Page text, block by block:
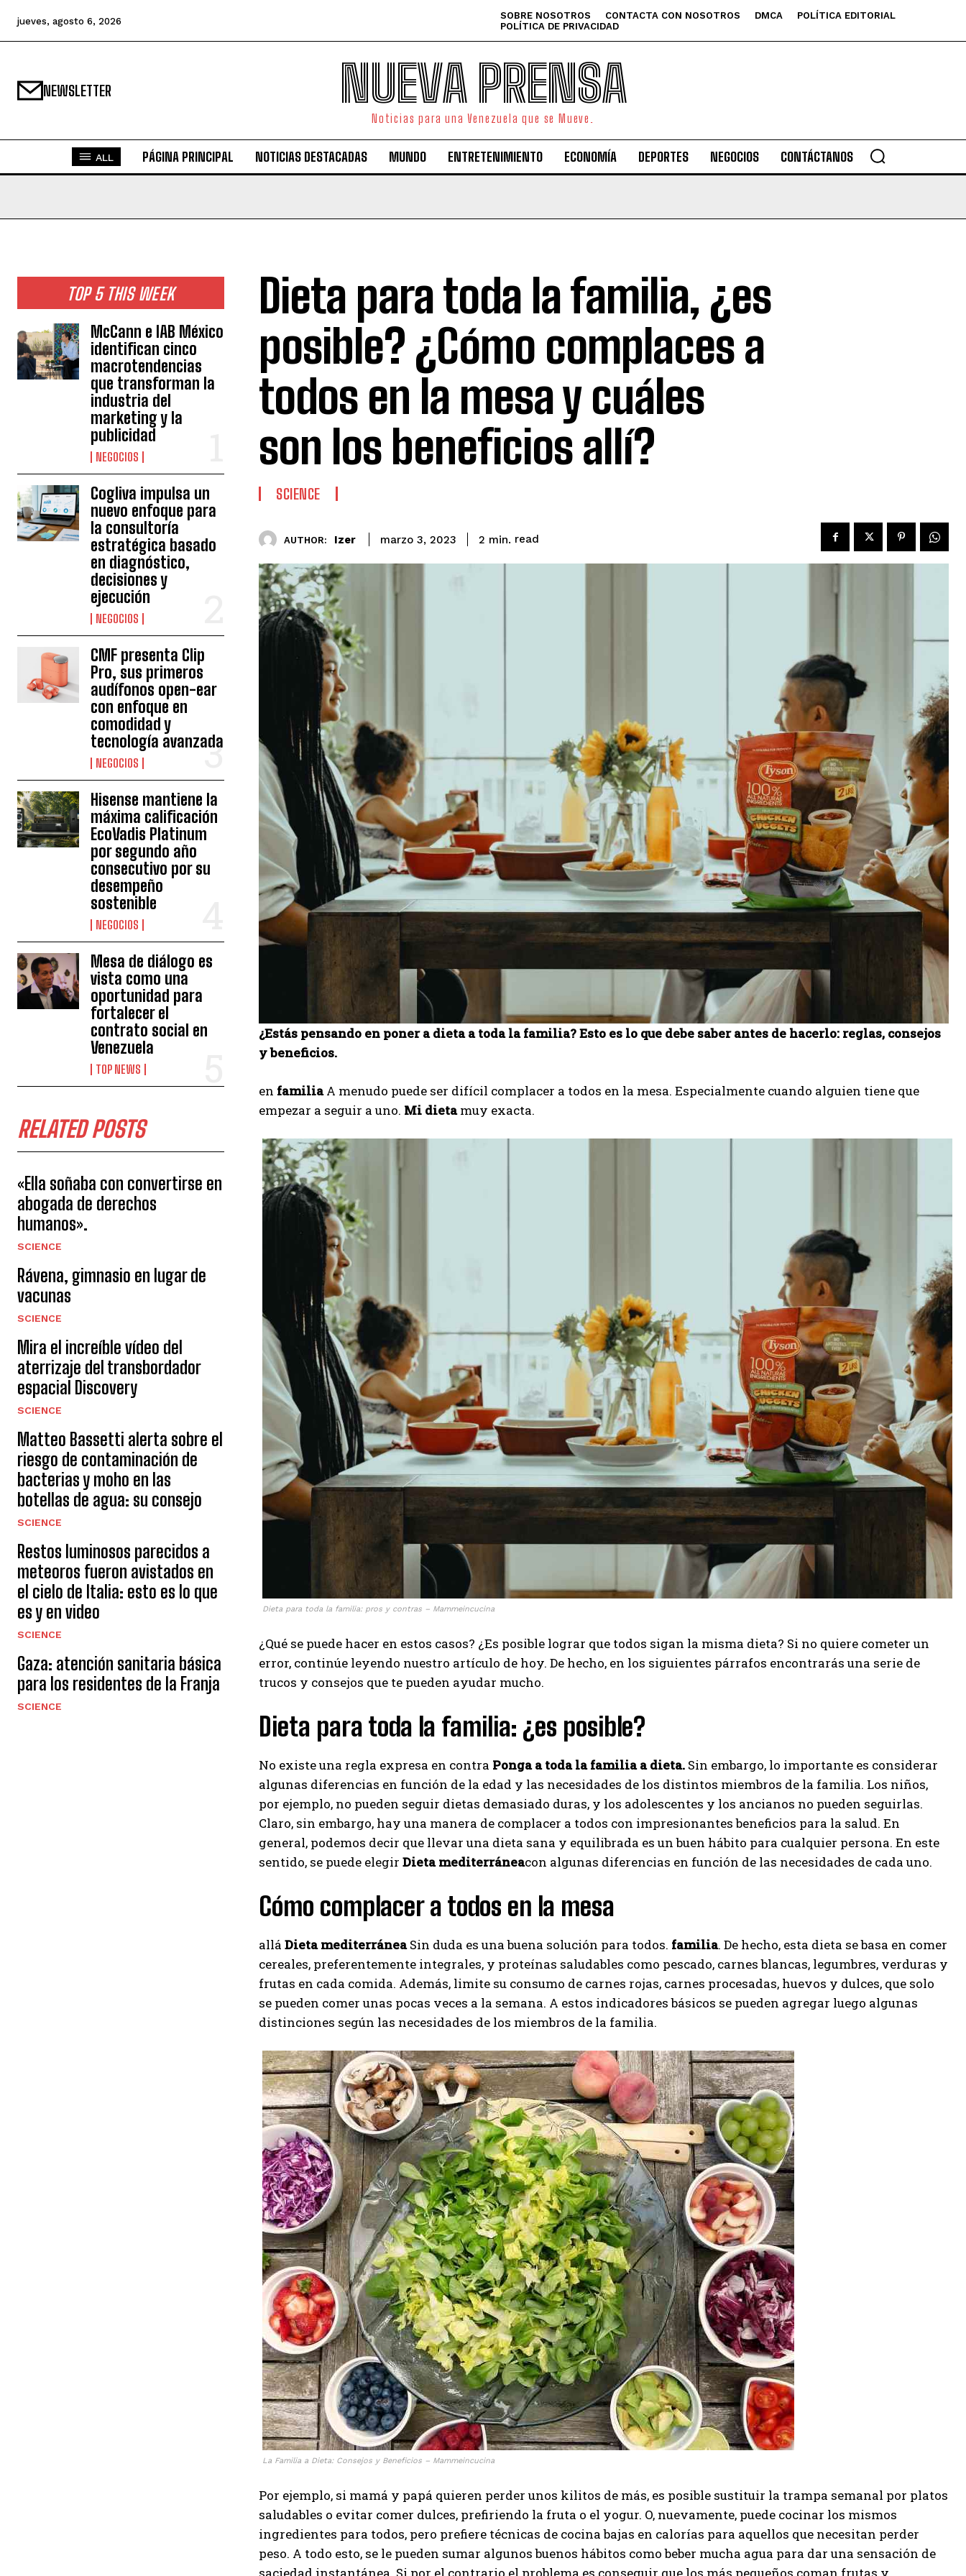
I've read and accept the
Izer
jueves, agosto 6, 2026 SOBRE NOSOTROS CONTACTA CON NOSOTROS DMCA
POLÍTICA EDITORIAL
POLÍTICA DE PRIVACIDAD
NEWSLETTER NUEVA PRENSA
Noticias para una Venezuela que se Mueve.
ALL PÁGINA PRINCIPAL NOTICIAS DESTACADAS MUNDO ENTRETENIMIENTO ECONOMÍA DEPORTES NEGOCIOS CONTÁCTANOS
TOP 5 THIS WEEK
McCann e IAB México
identifican cinco
macrotendencias
que transforman la
industria del
marketing y la
publicidad
NEGOCIOS
Cogliva impulsa un
nuevo enfoque para
la consultoría
estratégica basado
en diagnóstico,
decisiones y
ejecución
NEGOCIOS
CMF presenta Clip
Pro, sus primeros
audífonos open-ear
con enfoque en
comodidad y
tecnología avanzada
NEGOCIOS
Hisense mantiene la
máxima calificación
EcoVadis Platinum
por segundo año
consecutivo por su
desempeño
sostenible
NEGOCIOS
Mesa de diálogo es
vista como una
oportunidad para
fortalecer el
contrato social en
Venezuela
TOP NEWS
RELATED POSTS
«Ella soñaba con convertirse en
abogada de derechos
humanos».
SCIENCE
Rávena, gimnasio en lugar de
vacunas
SCIENCE
Mira el increíble vídeo del
aterrizaje del transbordador
espacial Discovery
SCIENCE
Matteo Bassetti alerta sobre el
riesgo de contaminación de
bacterias y moho en las
botellas de agua: su consejo
SCIENCE
Restos luminosos parecidos a
meteoros fueron avistados en
el cielo de Italia: esto es lo que
es y en video
SCIENCE
Gaza: atención sanitaria básica
para los residentes de la Franja
SCIENCE
Dieta para toda la familia, ¿es
posible? ¿Cómo complaces a
todos en la mesa y cuáles
son los beneficios allí?
SCIENCE
AUTHOR: Izer marzo 3, 2023 2 min. read
¿Estás pensando en poner a dieta a toda la familia? Esto es lo que debe saber antes de hacerlo: reglas, consejos
y beneficios.
en familiaA menudo puede ser difícil complacer a todos en la mesa. Especialmente cuando alguien tiene que
empezar a seguir a uno. Mi dietamuy exacta.
Dieta para toda la familia: pros y contras – Mammeincucina
¿Qué se puede hacer en estos casos? ¿Es posible lograr que todos sigan la misma dieta? Si no quiere cometer un
error, continúe leyendo nuestro artículo de hoy. De hecho, en los siguientes párrafos encontrarás una serie de
trucos y consejos que te pueden ayudar mucho.
Dieta para toda la familia: ¿es posible?
No existe una regla expresa en contra Ponga a toda la familia a dieta. Sin embargo, lo importante es considerar
algunas diferencias en función de la edad y las necesidades de los distintos miembros de la familia. Los niños,
por ejemplo, no pueden seguir dietas demasiado duras, y los adolescentes y los ancianos no pueden seguirlas.
Claro, sin embargo, hay una manera de complacer a todos con impresionantes beneficios para la salud. En
general, podemos decir que llevar una dieta sana y equilibrada es un buen hábito para cualquier persona. En este
sentido, se puede elegir Dieta mediterráneacon algunas diferencias en función de las necesidades de cada uno.
Cómo complacer a todos en la mesa
allá Dieta mediterráneaSin duda es una buena solución para todos. familia. De hecho, esta dieta se basa en comer
cereales, preferentemente integrales, y proteínas saludables como pescado, carnes blancas, legumbres, verduras y
frutas en cada comida. Además, limite su consumo de carnes rojas, carnes procesadas, huevos y dulces, que solo
se pueden comer unas pocas veces a la semana. A estos indicadores básicos se pueden agregar luego algunas
distinciones según las necesidades de los miembros de la familia.
La Familia a Dieta: Consejos y Beneficios – Mammeincucina
Por ejemplo, si mamá y papá quieren perder unos kilitos de más, es posible sustituir la trampa semanal por platos
saludables o evitar comer dulces, prefiriendo la fruta o el yogur. O, nuevamente, puede cocinar los mismos
ingredientes para todos, pero prefiere técnicas de cocina bajas en calorías para aquellos que necesitan perder
peso. A todo esto, se le pueden sumar algunos buenos hábitos como beber mucha agua para dar una sensación de